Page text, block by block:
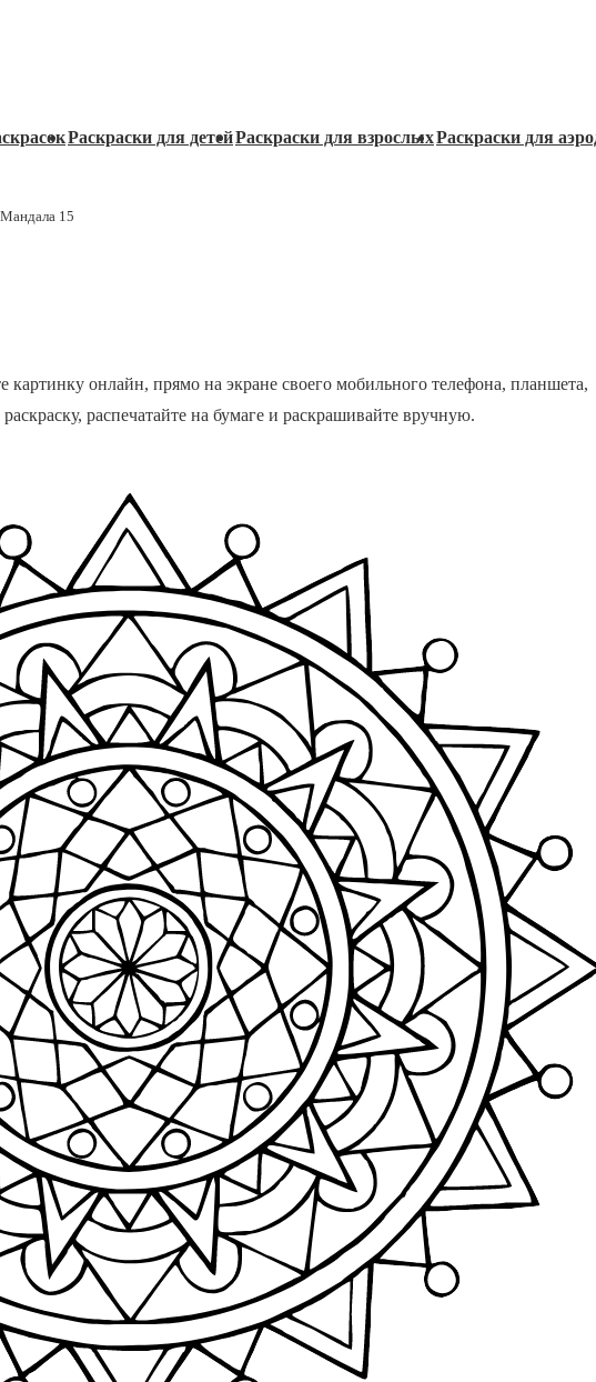
Раскраски для детейРаскраски для взрослыхРаскраски для
15
онлайн, прямо на экране своего мобильного телефона, планшета,
распечатайте на бумаге и раскрашивайте вручную.